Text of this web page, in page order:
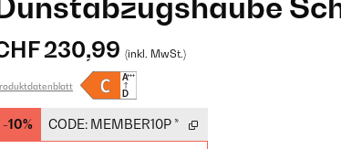
230,99 (inkl. MwSt.)
-10% CODE: MEMBER10P *